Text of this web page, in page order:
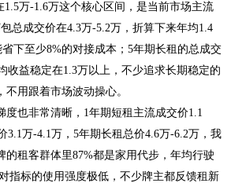
1.5万-1.6万这个核心区间，是当前市场主流
总成交价在4.3万-5.2万，折算下来年均1.4
下至少8%的对接成本；5年期长租的总成交
收益稳定在1.3万以上，不少追求长期稳定的
用跟着市场波动操心。
度也非常清晰，1年期短租主流成交价1.1
3.1万-4.1万，5年期长租总价4.6万-6.2万，我
的租客群体里87%都是家用代步，年均行驶
指标的使用强度极低，不少牌主都反馈租新